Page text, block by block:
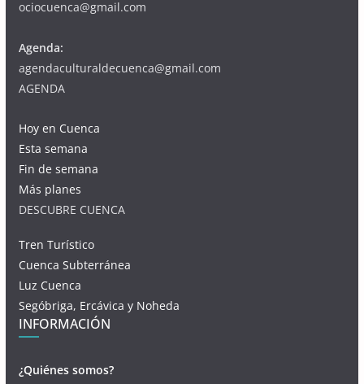
ociocuenca@gmail.com
Agenda:
agendaculturaldecuenca@gmail.com
AGENDA
Hoy en Cuenca
Esta semana
Fin de semana
Más planes
DESCUBRE CUENCA
Tren Turístico
Cuenca Subterránea
Luz Cuenca
Segóbriga, Ercávica y Noheda
INFORMACIÓN
¿Quiénes somos?